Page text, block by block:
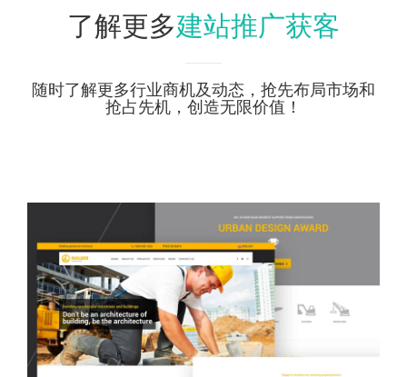
了解更多建站推广获客
随时了解更多行业商机及动态，抢先布局市场和
抢占先机，创造无限价值！